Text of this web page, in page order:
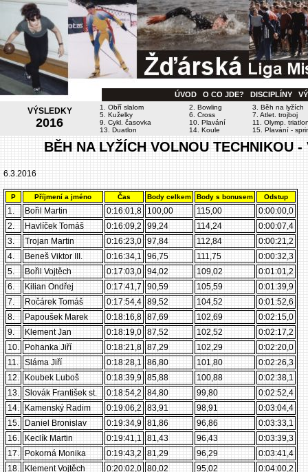
ÚVOD O CO JDE? DISCIPLÍNY
VÝSLEDKY
2016
1. Obří slalom 2. Bowling
3. Běh na lyžích
5. Kuželky
6. Cross
7. Atlet. trojboj
9. Cykl. časovka
10. Plavání
11. Olymp.
13. Duatlon
14. Koule 15. Plavání -
BĚH NA LYŽÍCH VOLNOU TECHNIKOU
6.3.2016
P Příjmení a jméno Čas Body celkem Body s bonusem Odstup
1. Bořil Martin 0:16:01,8 100,00 115,00
0:00:00,0
2.
Havlíček Tomáš 0:16:09,2 99,24 114,24
0:00:07,4
3.
Trojan Martin 0:16:23,0 97,84 112,84
0:00:21,2
4.
Beneš Viktor III. 0:16:34,1 96,75 111,75
0:00:32,3
5.
Bořil Vojtěch 0:17:03,0 94,02 109,02
0:01:01,2
6.
Kilian Ondřej 0:17:41,7 90,59 105,59
0:01:39,9
7.
Ročárek Tomáš 0:17:54,4 89,52 104,52
0:01:52,6
8.
Papoušek Marek 0:18:16,8 87,69 102,69
0:02:15,0
9.
Klement Jan 0:18:19,0 87,52 102,52
0:02:17,2
10.
Pohanka Jiří 0:18:21,8 87,29 102,29
0:02:20,0
11.
Sláma Jiří 0:18:28,1 86,80 101,80
0:02:26,3
12.
Koubek Luboš 0:18:39,9 85,88 100,88
0:02:38,1
13. Slovák František st. 0:18:54,2 84,80 99,80
0:02:52,4
14.
Kamenský Radim 0:19:06,2 83,91 98,91
0:03:04,4
15.
Daniel Bronislav 0:19:34,9 81,86 96,86
0:03:33,1
16.
Keclík Martin 0:19:41,1 81,43 96,43
0:03:39,3
17.
Pokorná Monika 0:19:43,2 81,29 96,29
0:03:41,4
18.
Klement Vojtěch 0:20:02,0 80,02 95,02
0:04:00,2